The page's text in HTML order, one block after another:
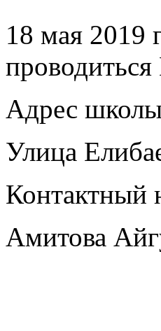
18 мая
Адрес
Улица
Контактный
Амитова